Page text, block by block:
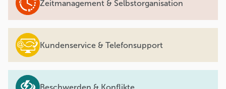
Zeitmanagement & Selbstorganisation
Kundenservice & Telefonsupport
Beschwerden & Konflikte